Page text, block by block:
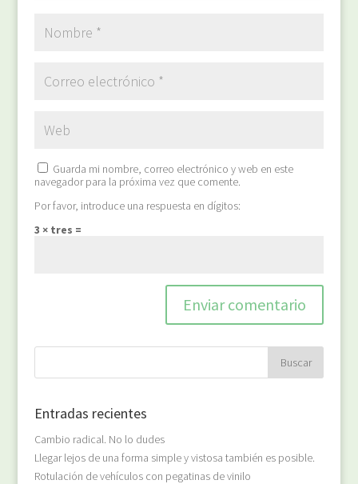
Guarda mi nombre, correo electrónico y web en este
navegador para la próxima vez que comente.
Por favor, introduce una respuesta en dígitos:
3 × tres =
Entradas recientes
Cambio radical. No lo dudes
Llegar lejos de una forma simple y vistosa también es posible.
Rotulación de vehículos con pegatinas de vinilo